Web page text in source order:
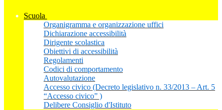
Scuola
Organigramma e organizzazione uffici
Dichiarazione accessibilità
Dirigente scolastica
Obiettivi di accessibilità
Regolamenti
Codici di comportamento
Autovalutazione
Accesso civico (Decreto legislativo n. 33/2013 – Art. 5
“Accesso civico” )
Delibere Consiglio d'Istituto